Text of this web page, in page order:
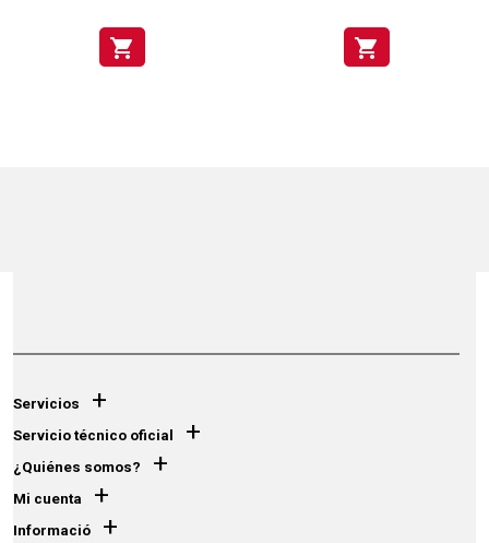
shopping_cart shopping_cart
Servicios +
Servicio técnico oficial +
¿Quiénes somos? +
Mi cuenta +
Informació +